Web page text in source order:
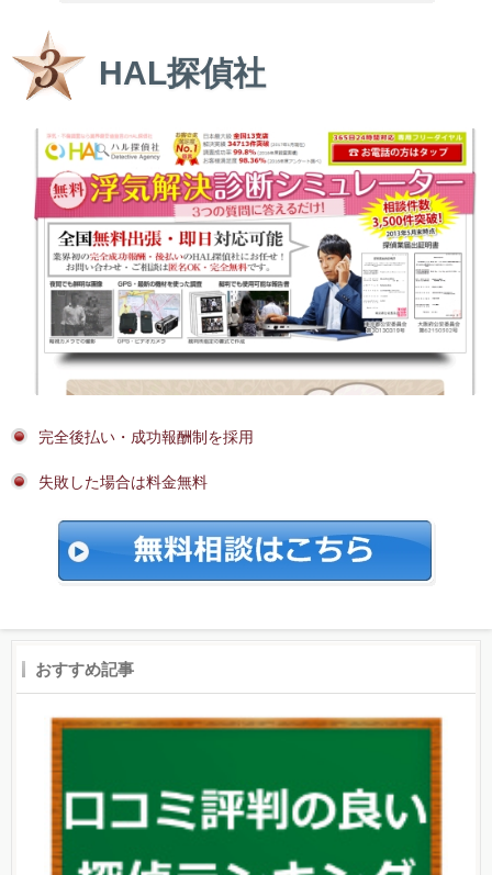
HAL探偵社
完全後払い・成功報酬制を採用
失敗した場合は料金無料
おすすめ記事